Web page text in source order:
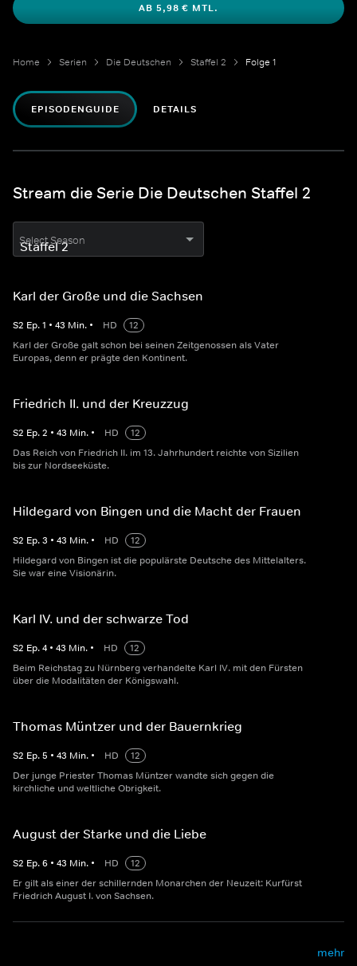
AB 5,98 € MTL.
Home Serien Die Deutschen Staffel 2 Folge 1
EPISODENGUIDE DETAILS
Stream die Serie Die Deutschen Staffel 2
Select Season
Karl der Große und die Sachsen
S2 Ep.1 • 43 Min. • HD
12
Karl der Große galt schon bei seinen Zeitgenossen als Vater
Europas, denn er prägte den Kontinent.
Friedrich II. und der Kreuzzug
S2 Ep.2 • 43 Min. • HD
12
Das Reich von Friedrich II. im 13. Jahrhundert reichte von Sizilien
bis zur Nordseeküste.
Hildegard von Bingen und die Macht der Frauen
S2 Ep.3 • 43 Min. • HD
12
Hildegard von Bingen ist die populärste Deutsche des Mittelalters.
Sie war eine Visionärin.
Karl IV. und der schwarze Tod
S2 Ep.4 • 43 Min. • HD
12
Beim Reichstag zu Nürnberg verhandelte Karl IV. mit den Fürsten
über die Modalitäten der Königswahl.
Thomas Müntzer und der Bauernkrieg
S2 Ep.5 • 43 Min. • HD
12
Der junge Priester Thomas Müntzer wandte sich gegen die
kirchliche und weltliche Obrigkeit.
August der Starke und die Liebe
S2 Ep.6 • 43 Min. • HD
12
Er gilt als einer der schillernden Monarchen der Neuzeit: Kurfürst
Friedrich August I. von Sachsen.
mehr